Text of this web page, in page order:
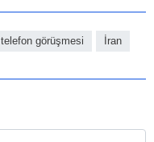
telefon görüşmesi İran